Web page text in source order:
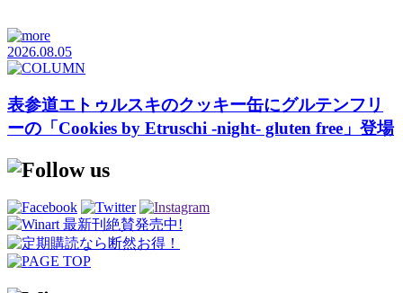
2026.08.05
表参道エトゥルスキのクッキー缶にグルテンフリ
ーの「Cookies by Etruschi -night- gluten free」登場